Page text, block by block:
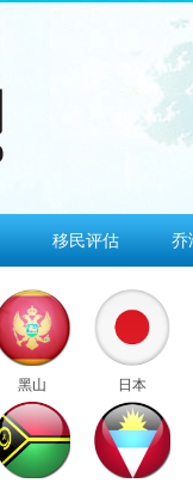
移民评估 乔
黑山 日本